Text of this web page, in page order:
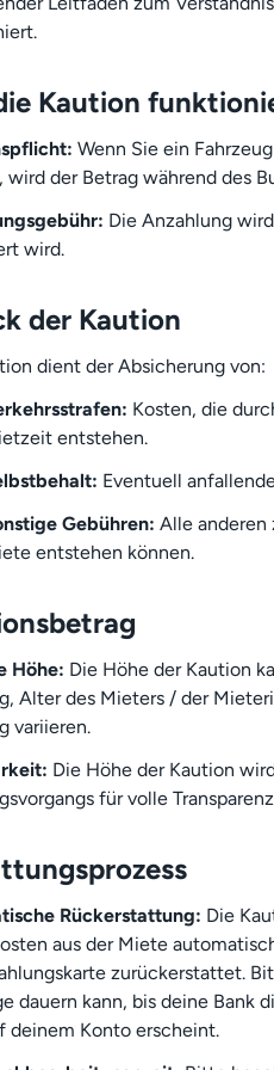
Kaution
Wenn Sie ein
wird der Betrag während des
Die Anzahlung
wird.
der Kaution
dient der Absicherung von:
Kosten, die
entstehen.
Eventuell
Gebühren: Alle anderen
entstehen können.
Höhe: Die Höhe der Kaution
Alter des Mieters / der
variieren.
Die Höhe der Kaution
für volle
Rückerstattung: Die
aus der Miete
zurückerstattet.
dauern kann, bis deine Bank
deinem Konto erscheint.